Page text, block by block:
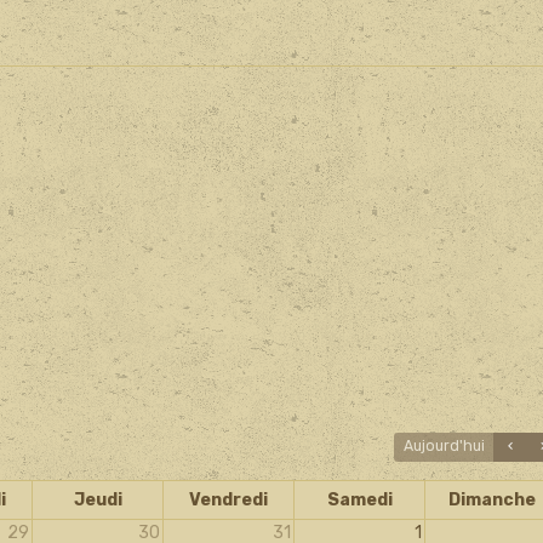
Aujourd'hui
Jeudi Vendredi Samedi
Dimanche
29
30 31 1